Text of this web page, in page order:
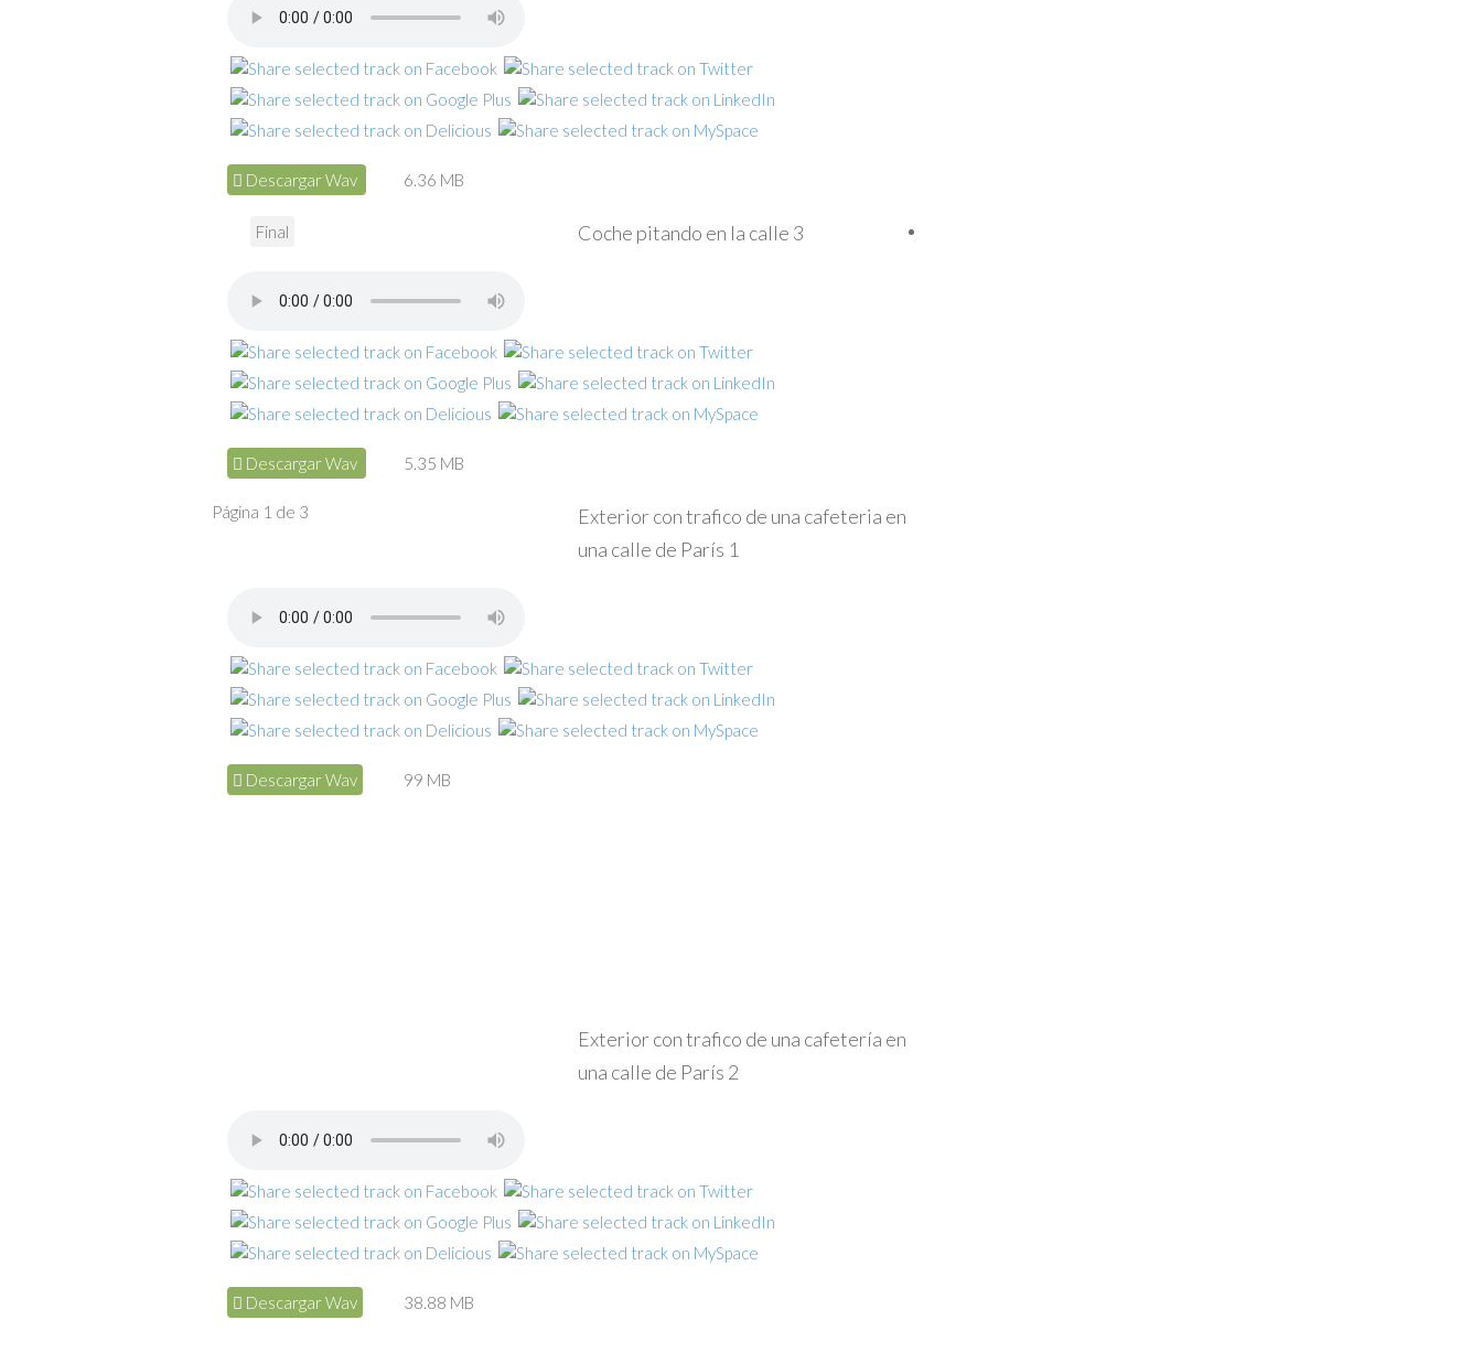
Descargar Wav 6.36 MB
Coche pitando en la calle 3
Descargar Wav 5.35 MB
Exterior con trafico de una cafeteria en
una calle de París 1
Descargar Wav 99 MB
Exterior con trafico de una cafetería en
una calle de París 2
Descargar Wav 38.88 MB
Final
Página 1 de 3